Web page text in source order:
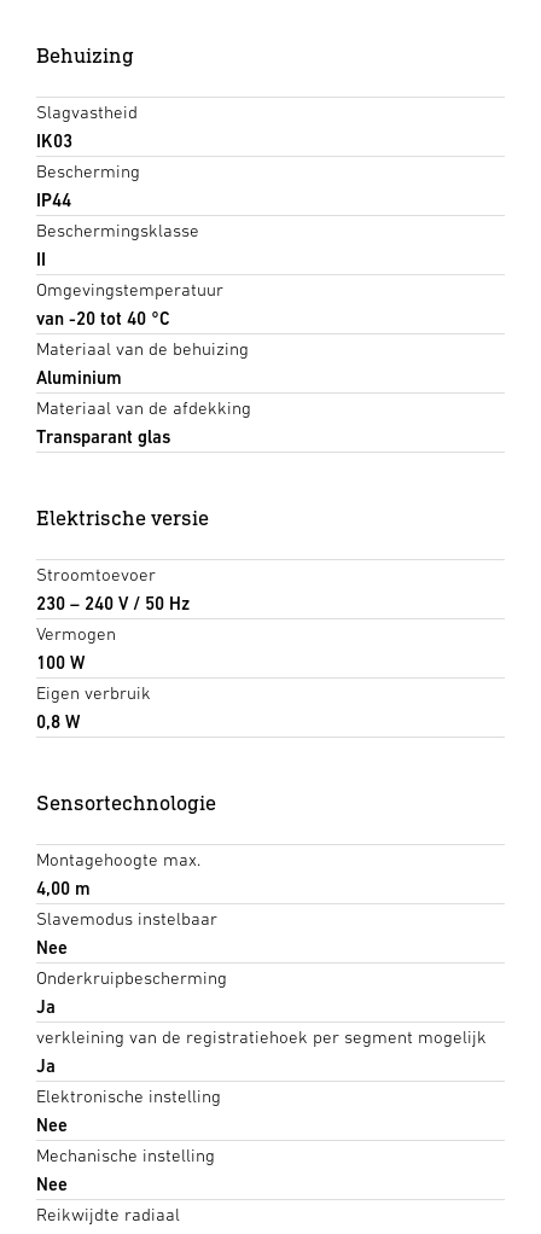
Behuizing
Slagvastheid
IK03
Bescherming
IP44
Beschermingsklasse
II
Omgevingstemperatuur
van -20 tot 40 °C
Materiaal van de behuizing
Aluminium
Materiaal van de afdekking
Transparant glas
Elektrische versie
Stroomtoevoer
230 – 240 V / 50 Hz
Vermogen
100 W
Eigen verbruik
0,8 W
Sensortechnologie
Montagehoogte max.
4,00 m
Slavemodus instelbaar
Nee
Onderkruipbescherming
Ja
verkleining van de registratiehoek per segment mogelijk
Ja
Elektronische instelling
Nee
Mechanische instelling
Nee
Reikwijdte radiaal